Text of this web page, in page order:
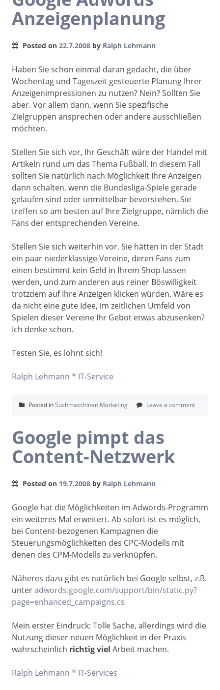
Anzeigenplanung
Posted on 22.7.2008 by Ralph Lehmann
Haben Sie schon einmal daran gedacht, die über
Wochentag und Tageszeit gesteuerte Planung Ihrer
Anzeigenimpressionen zu nutzen? Nein? Sollten Sie
aber. Vor allem dann, wenn Sie spezifische
Zielgruppen ansprechen oder andere ausschließen
möchten.
Stellen Sie sich vor, Ihr Geschäft wäre der Handel mit
Artikeln rund um das Thema Fußball. In diesem Fall
sollten Sie natürlich nach Möglichkeit Ihre Anzeigen
dann schalten, wenn die Bundesliga-Spiele gerade
gelaufen sind oder unmittelbar bevorstehen. Sie
treffen so am besten auf Ihre Zielgruppe, nämlich die
Fans der entsprechenden Vereine.
Stellen Sie sich weiterhin vor, Sie hätten in der Stadt
ein paar niederklassige Vereine, deren Fans zum
einen bestimmt kein Geld in Ihrem Shop lassen
werden, und zum anderen aus reiner Böswilligkeit
trotzdem auf Ihre Anzeigen klicken würden. Wäre es
da nicht eine gute Idee, im zeitlichen Umfeld von
Spielen dieser Vereine Ihr Gebot etwas abzusenken?
Ich denke schon.
Testen Sie, es lohnt sich!
Ralph Lehmann * IT-Service
Posted inSuchmaschinen Marketing Leave a comment
Google pimpt das
Content-Netzwerk
Posted on 19.7.2008 by Ralph Lehmann
Google hat die Möglichkeiten im Adwords-Programm
ein weiteres Mal erweitert. Ab sofort ist es möglich,
bei Content-bezogenen Kampagnen die
Steuerungsmöglichkeiten des CPC-Modells mit
denen des CPM-Modells zu verknüpfen.
Näheres dazu gibt es natürlich bei Google selbst, z.B.
unteradwords.google.com/support/bin/static.py?
page=enhanced_campaigns.cs
Mein erster Eindruck: Tolle Sache, allerdings wird die
Nutzung dieser neuen Möglichkeit in der Praxis
wahrscheinlich richtig viel Arbeit machen.
Ralph Lehmann * IT-Services